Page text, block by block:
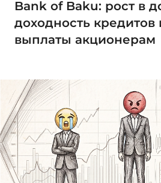
Bank of Baku: рост в
доходность кредитов
выплаты акционерам